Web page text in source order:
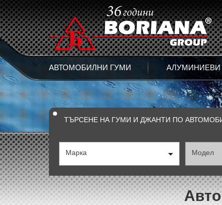
АВТОМОБИЛНИ ГУМИ
ТЪРСЕНЕ НА ГУМИ И ДЖАНТИ ПО
Марка Модел